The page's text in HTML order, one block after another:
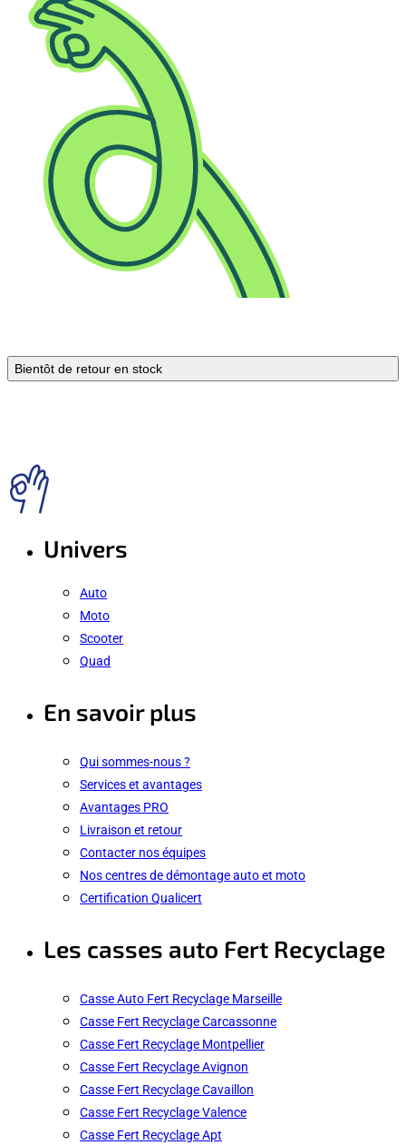
Bientôt de retour en stock
Univers
Auto
Moto
Scooter
Quad
En savoir plus
Qui sommes-nous ?
Services et avantages
Avantages PRO
Livraison et retour
Contacter nos équipes
Nos centres de démontage auto et moto
Certification Qualicert
Les casses auto Fert Recyclage
Casse Auto Fert Recyclage Marseille
Casse Fert Recyclage Carcassonne
Casse Fert Recyclage Montpellier
Casse Fert Recyclage Avignon
Casse Fert Recyclage Cavaillon
Casse Fert Recyclage Valence
Casse Fert Recyclage Apt